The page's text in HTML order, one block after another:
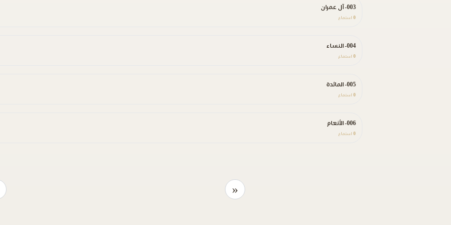
003- آل عمران
0 استماع
004- النساء
0 استماع
005- المائدة
0 استماع
006- الأنعام
0 استماع
«